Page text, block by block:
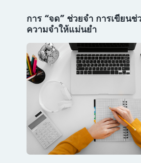
การ “จด” ช่วยจำ การเขียน
ความจำให้แม่นยำ